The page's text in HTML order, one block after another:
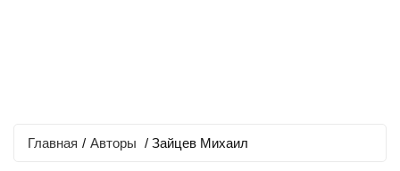
Главная / Авторы / Зайцев Михаил